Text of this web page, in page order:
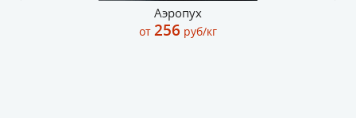
Аэропух
от 256 руб/кг